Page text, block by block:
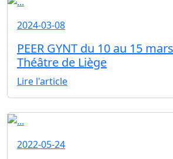
2024-03-08
PEER GYNT du 10 au 15
Théâtre de Liège
Lire l'article
2022-05-24